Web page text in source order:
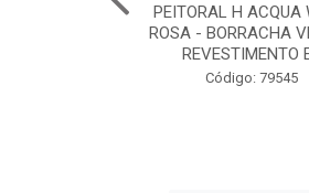
PEITORAL H ACQUA
ROSA - BORRACHA
REVESTIMENTO
Código: 79545